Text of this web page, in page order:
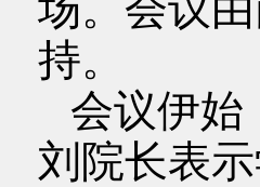
持。
会议伊始
刘院长表